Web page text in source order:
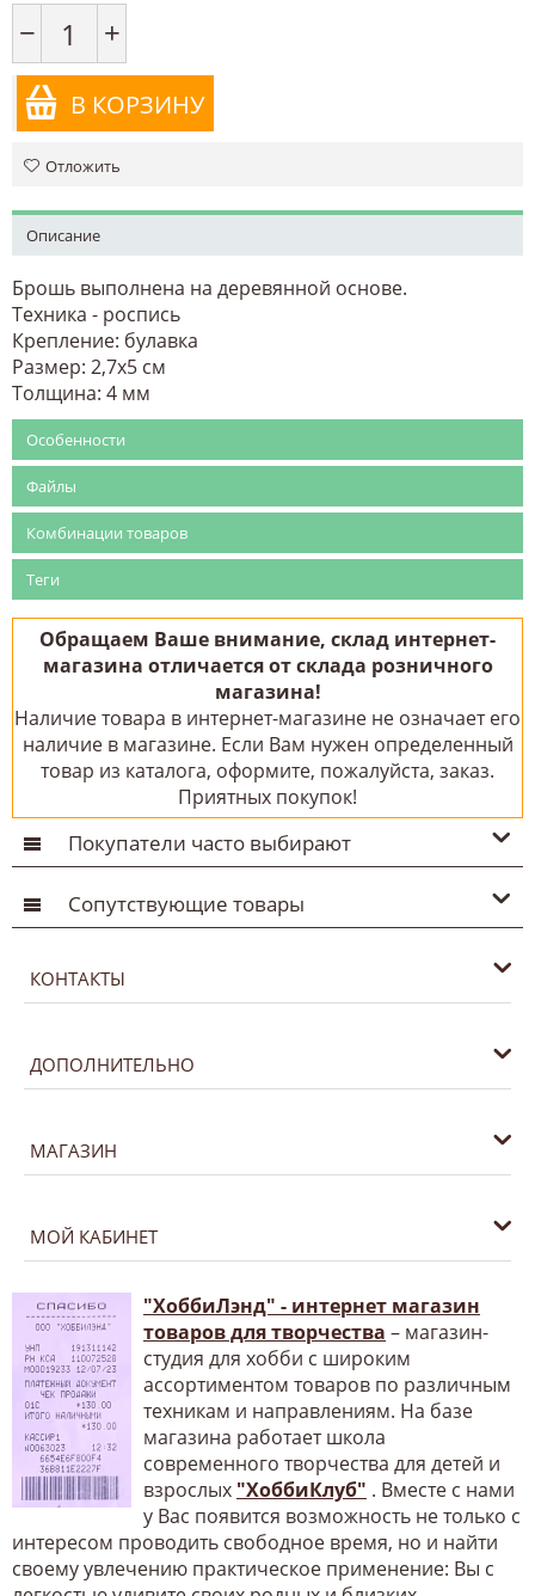
− +
В КОРЗИНУ
Отложить
Описание
Брошь выполнена на деревянной основе.
Техника - роспись
Крепление: булавка
Размер: 2,7х5 см
Толщина: 4 мм
Особенности
Файлы
Комбинации товаров
Теги
Обращаем Ваше внимание, склад интернет-
магазина отличается от склада розничного
магазина!
Наличие товара в интернет-магазине не означает его
наличие в магазине. Если Вам нужен определенный
товар из каталога, оформите, пожалуйста, заказ.
Приятных покупок!
Покупатели часто выбирают
Сопутствующие товары
КОНТАКТЫ
ДОПОЛНИТЕЛЬНО
МАГАЗИН
МОЙ КАБИНЕТ
"ХоббиЛэнд" - интернет магазин
товаров для творчества – магазин-
студия для хобби с широким
ассортиментом товаров по различным
техникам и направлениям. На базе
магазина работает школа
современного творчества для детей и
взрослых "ХоббиКлуб" . Вместе с нами
у Вас появится возможность не только с
интересом проводить свободное время, но и найти
своему увлечению практическое применение: Вы с